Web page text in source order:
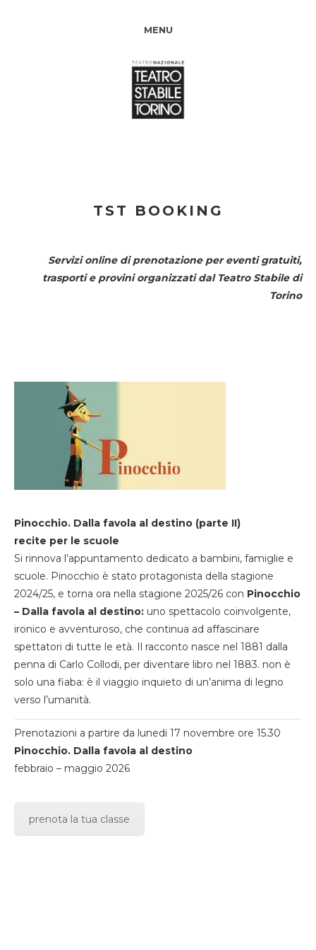
MENU
TST BOOKING
Servizi online di prenotazione per eventi gratuiti,
trasporti e provini organizzati dal Teatro Stabile di
Torino
Pinocchio. Dalla favola al destino (parte II)
recite per le scuole
Si rinnova l’appuntamento dedicato a bambini, famiglie e
scuole. Pinocchio è stato protagonista della stagione
2024/25, e torna ora nella stagione 2025/26 con Pinocchio
– Dalla favola al destino: uno spettacolo coinvolgente,
ironico e avventuroso, che continua ad affascinare
spettatori di tutte le età. Il racconto nasce nel 1881 dalla
penna di Carlo Collodi, per diventare libro nel 1883. non è
solo una fiaba: è il viaggio inquieto di un’anima di legno
verso l’umanità.
Prenotazioni a partire da lunedi 17 novembre ore 15.30
Pinocchio. Dalla favola al destino
febbraio – maggio 2026
prenota la tua classe